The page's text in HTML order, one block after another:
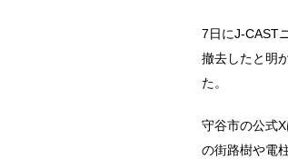
7日にJ-CAST
撤去したと明
た。
守谷市の公式
の街路樹や電